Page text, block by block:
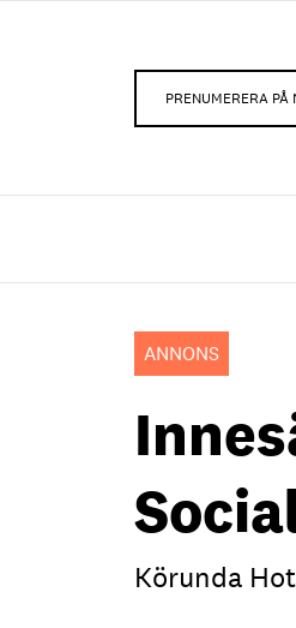
PRENUMERERA PÅ
ANNONS
Körunda